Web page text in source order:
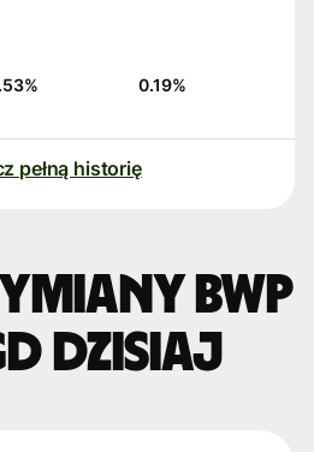
% 0.19%
pełną historię
BWP
dzisiaj